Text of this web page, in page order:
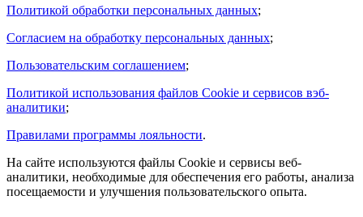
Политикой обработки персональных данных;
Согласием на обработку персональных данных;
Пользовательским соглашением;
Политикой использования файлов Cookie и сервисов вэб-
аналитики;
Правилами программы лояльности.
На сайте используются файлы Cookie и сервисы веб-
аналитики, необходимые для обеспечения его работы, анализа
посещаемости и улучшения пользовательского опыта.